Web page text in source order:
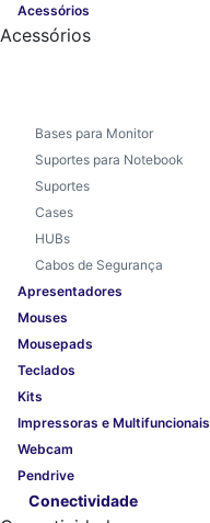
Acessórios
Acessórios
Bases para Monitor
Suportes para Notebook
Suportes
Cases
HUBs
Cabos de Segurança
Apresentadores
Mouses
Mousepads
Teclados
Kits
Impressoras e Multifuncionais
Webcam
Pendrive
Conectividade